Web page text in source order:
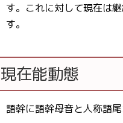
す。これに対して現在は
す。
現在能動態
語幹に語幹母音と人称語尾